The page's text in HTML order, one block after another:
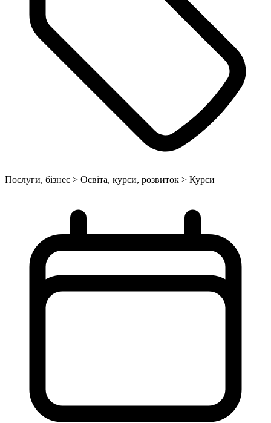
Послуги, бізнес > Освіта, курси, розвиток > Курси